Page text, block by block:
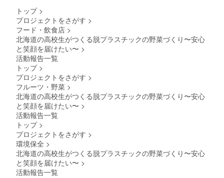
トップ >
プロジェクトをさがす >
フード・飲食店 >
北海道の高校生がつくる脱プラスチックの野菜づくり〜安心
と笑顔を届けたい〜 >
活動報告一覧
トップ >
プロジェクトをさがす >
フルーツ・野菜 >
北海道の高校生がつくる脱プラスチックの野菜づくり〜安心
と笑顔を届けたい〜 >
活動報告一覧
トップ >
プロジェクトをさがす >
環境保全 >
北海道の高校生がつくる脱プラスチックの野菜づくり〜安心
と笑顔を届けたい〜 >
活動報告一覧